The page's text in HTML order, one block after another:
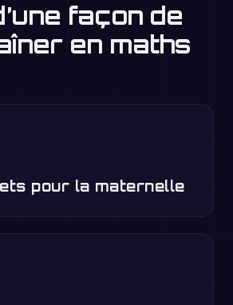
façon de
en maths
pour la maternelle